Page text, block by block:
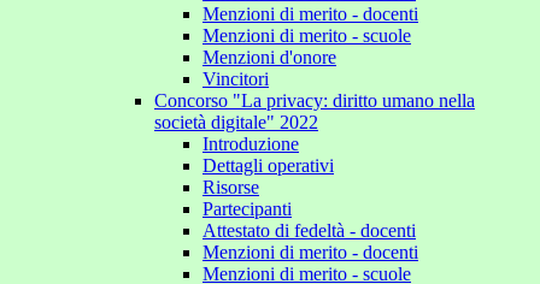
Menzioni di merito - docenti
Menzioni di merito - scuole
Menzioni d'onore
Vincitori
Concorso "La privacy: diritto umano nella
società digitale" 2022
Introduzione
Dettagli operativi
Risorse
Partecipanti
Attestato di fedeltà - docenti
Menzioni di merito - docenti
Menzioni di merito - scuole